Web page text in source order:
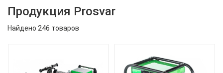
Продукция Prosvar
Найдено 246 товаров